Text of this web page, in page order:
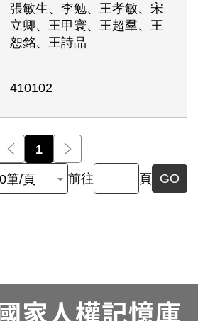
張敏生、李勉、王孝敏、宋
立卿、王甲寰、王超羣、王
恕銘、王詩品
410102
前一頁
1
筆/頁 前往 頁 GO